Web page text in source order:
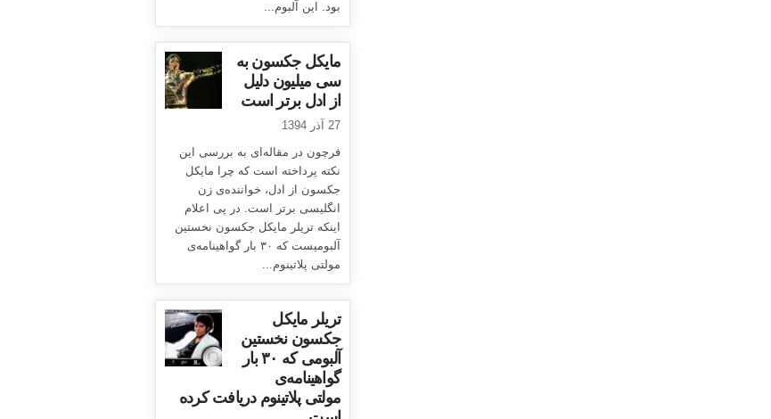
بود. این آلبوم...
مایکل جکسون به
سی میلیون دلیل
از ادل برتر است
27 آذر 1394
فرچون در مقاله‌ای به بررسی این
نکته پرداخته است که چرا مایکل
جکسون از ادل، خواننده‌ی زن
انگلیسی برتر است. در پی اعلام
اینکه تریلر مایکل جکسون نخستین
آلبومیست که ۳۰ بار گواهینامه‌ی
مولتی پلاتینوم...
تریلر مایکل
جکسون نخستین
آلبومی که ۳۰ بار
گواهینامه‌ی
مولتی پلاتینوم دریافت کرده